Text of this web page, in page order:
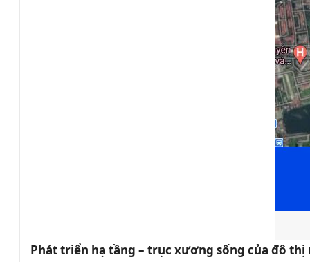
Phát triển hạ tầng – trục xương sống của đô thị